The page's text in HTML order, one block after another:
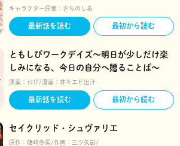
キャラクター原案： さちのしあ
最新話を読む 最初から読む
ともしびワークデイズ～明日が少しだけ楽
しみになる、今日の自分へ贈ることば～
原案： わび 漫画： 井々エビ出汁
最新話を読む 最初から読む
セイクリッド・シュヴァリエ
原作： 篠崎冬馬 作画： 三ツ矢彰